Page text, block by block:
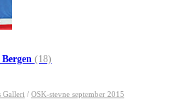
(18)
Galleri / OSK-stevne september 2015